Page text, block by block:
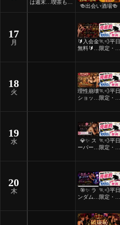
は週末祝喫茶もぐ
🍻出会い酒場🍻
17
月
🔰入会金
無料🔰ご
ーツナイ
🏃💨平日
限定・先
18
火
理性崩壊
ショット
ー
🏃💨平日
限定・先
19
水
💎✨ ス
ーパーレ
デー ✨
🏃💨平日
限定・先
20
木
🎯✨ ラ
ンダムマ
ツフリー
✨🎯
🏃💨平日
限定・先